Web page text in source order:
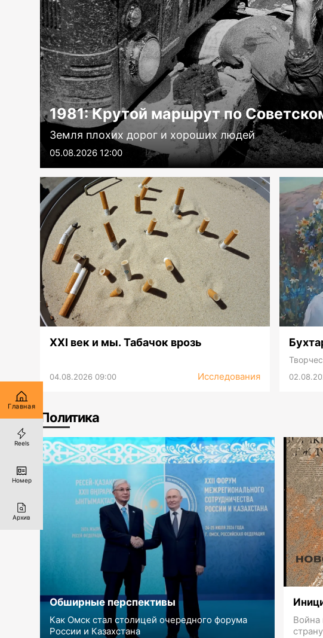
1981: Крутой маршрут по
Земля плохих дорог и хороших людей
05.08.2026 12:00
XXI век и мы. Табачок врозь
04.08.2026 09:00 Исследования
Политика
Обширные перспективы
Как Омск стал столицей очередного форума
России и Казахстана
Война
страну
Главная
Reels
Номер
Архив